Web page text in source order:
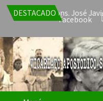
DESTACADO
de Mons. José Javier
Facebook